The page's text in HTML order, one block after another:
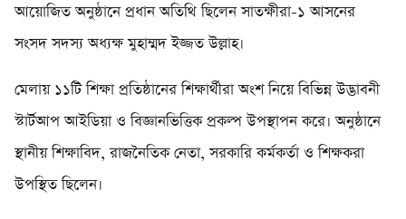
আয়োজিত অনুষ্ঠানে প্রধান অতিথি ছিলেন সাতক্ষীরা-১ আসনের
সংসদ সদস্য অধ্যক্ষ মুহাম্মদ ইজ্জত উল্লাহ।
মেলায় ১১টি শিক্ষা প্রতিষ্ঠানের শিক্ষার্থীরা অংশ নিয়ে বিভিন্ন উদ্ভাবনী
স্টার্টআপ আইডিয়া ও বিজ্ঞানভিত্তিক প্রকল্প উপস্থাপন করে। অনুষ্ঠানে
স্থানীয় শিক্ষাবিদ, রাজনৈতিক নেতা, সরকারি কর্মকর্তা ও শিক্ষকরা
উপস্থিত ছিলেন।